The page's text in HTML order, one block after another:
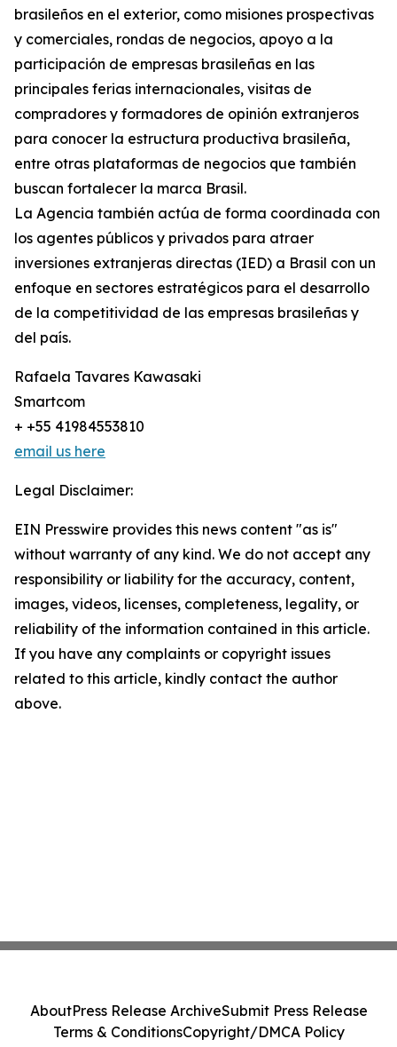
brasileños en el exterior, como misiones prospectivas
y comerciales, rondas de negocios, apoyo a la
participación de empresas brasileñas en las
principales ferias internacionales, visitas de
compradores y formadores de opinión extranjeros
para conocer la estructura productiva brasileña,
entre otras plataformas de negocios que también
buscan fortalecer la marca Brasil.
La Agencia también actúa de forma coordinada con
los agentes públicos y privados para atraer
inversiones extranjeras directas (IED) a Brasil con un
enfoque en sectores estratégicos para el desarrollo
de la competitividad de las empresas brasileñas y
del país.
Rafaela Tavares Kawasaki
Smartcom
+ +55 41984553810
email us here
Legal Disclaimer:
EIN Presswire provides this news content "as is"
without warranty of any kind. We do not accept any
responsibility or liability for the accuracy, content,
images, videos, licenses, completeness, legality, or
reliability of the information contained in this article.
If you have any complaints or copyright issues
related to this article, kindly contact the author
above.
AboutPress Release ArchiveSubmit Press Release
Terms & ConditionsCopyright/DMCA Policy